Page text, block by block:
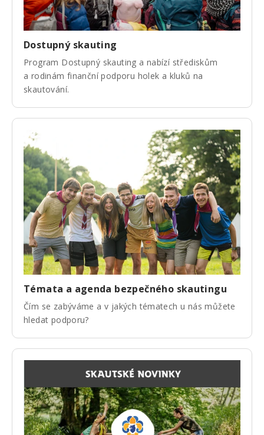
Dostupný skauting
Program Dostupný skauting a nabízí střediskům
a rodinám finanční podporu holek a kluků na
skautování.
Témata a agenda bezpečného skautingu
Čím se zabýváme a v jakých tématech u nás můžete
hledat podporu?